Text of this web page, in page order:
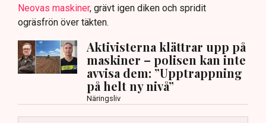
Neovas maskiner, grävt igen diken och spridit
ogräsfrön över täkten.
Aktivisterna klättrar upp på
maskiner – polisen kan inte
avvisa dem: ”Upptrappning
på helt ny nivå”
Näringsliv